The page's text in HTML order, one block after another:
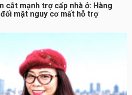
cắt mạnh trợ cấp nhà ở: Hàng
mặt nguy cơ mất hỗ trợ